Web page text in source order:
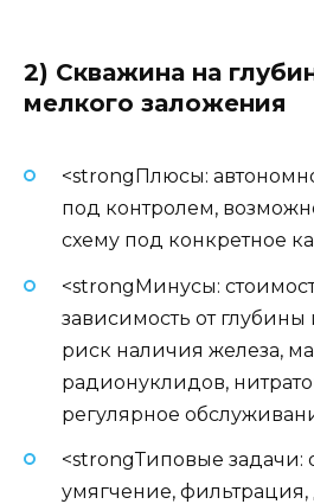
2) Скважина на
мелкого заложения
<strongПлюсы:
под контролем,
схему под конкретное
<strongМинусы:
зависимость от
риск наличия железа,
радионуклидов,
регулярное
<strongТиповые задачи:
умягчение,